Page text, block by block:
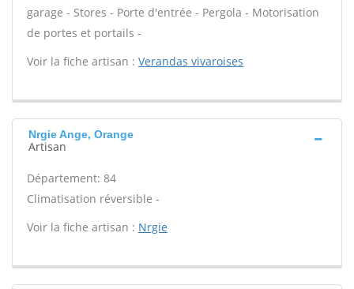
garage - Stores - Porte d'entrée - Pergola - Motorisation
de portes et portails -
Voir la fiche artisan : Verandas vivaroises
Nrgie Ange, Orange
Artisan
Département: 84
Climatisation réversible -
Voir la fiche artisan : Nrgie